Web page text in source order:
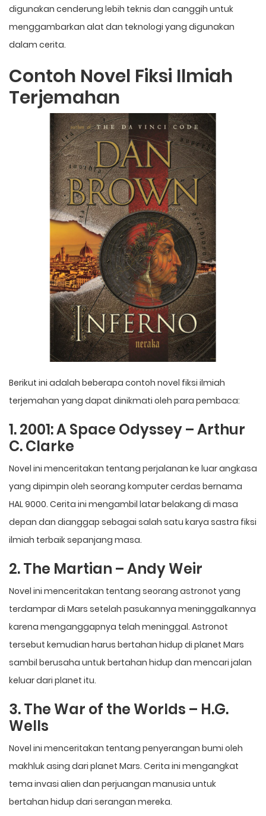
digunakan cenderung lebih teknis dan canggih untuk
menggambarkan alat dan teknologi yang digunakan
dalam cerita.
Contoh Novel Fiksi Ilmiah
Terjemahan
Berikut ini adalah beberapa contoh novel fiksi ilmiah
terjemahan yang dapat dinikmati oleh para pembaca:
1. 2001: A Space Odyssey – Arthur
C. Clarke
Novel ini menceritakan tentang perjalanan ke luar angkasa
yang dipimpin oleh seorang komputer cerdas bernama
HAL 9000. Cerita ini mengambil latar belakang di masa
depan dan dianggap sebagai salah satu karya sastra fiksi
ilmiah terbaik sepanjang masa.
2. The Martian – Andy Weir
Novel ini menceritakan tentang seorang astronot yang
terdampar di Mars setelah pasukannya meninggalkannya
karena menganggapnya telah meninggal. Astronot
tersebut kemudian harus bertahan hidup di planet Mars
sambil berusaha untuk bertahan hidup dan mencari jalan
keluar dari planet itu.
3. The War of the Worlds – H.G.
Wells
Novel ini menceritakan tentang penyerangan bumi oleh
makhluk asing dari planet Mars. Cerita ini mengangkat
tema invasi alien dan perjuangan manusia untuk
bertahan hidup dari serangan mereka.